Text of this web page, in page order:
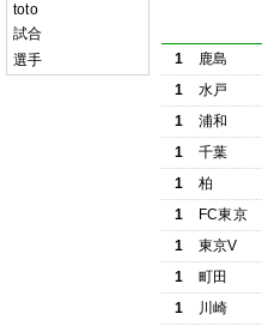
toto
試合
選手
1 鹿島
1
水戸
1
浦和
1
千葉
1
柏
1
FC東京
1
東京V
1
町田
1
川崎